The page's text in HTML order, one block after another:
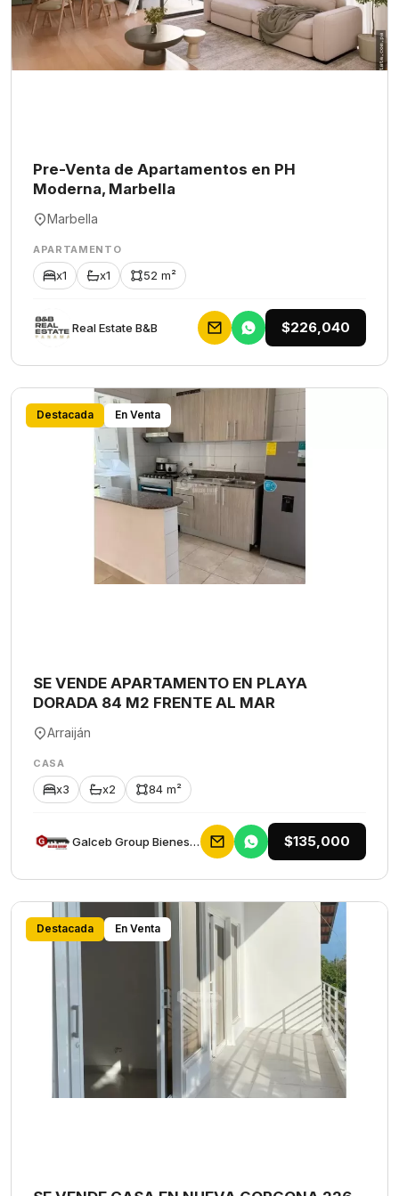
Pre-Venta de Apartamentos en PH
Moderna, Marbella
Marbella
APARTAMENTO
x1 x1 52 m²
Rеаl Еstаtе В&В $226,040
Destacada En Venta
SE VENDE APARTAMENTO EN PLAYA
DORADA 84 M2 FRENTE AL MAR
Arraiján
CASA
x3 x2 84 m²
Galceb Group Bienes Raices $135,000
Destacada En Venta